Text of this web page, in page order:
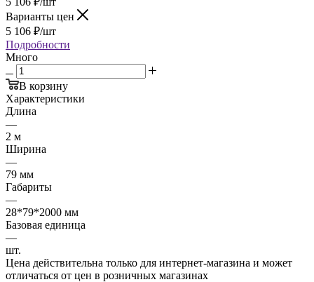
Варианты цен
5 106 ₽/шт
Подробности
Много
В корзину
Характеристики
Длина
—
2 м
Ширина
—
79 мм
Габариты
—
28*79*2000 мм
Базовая единица
—
шт.
Цена действительна только для интернет-магазина и может
отличаться от цен в розничных магазинах